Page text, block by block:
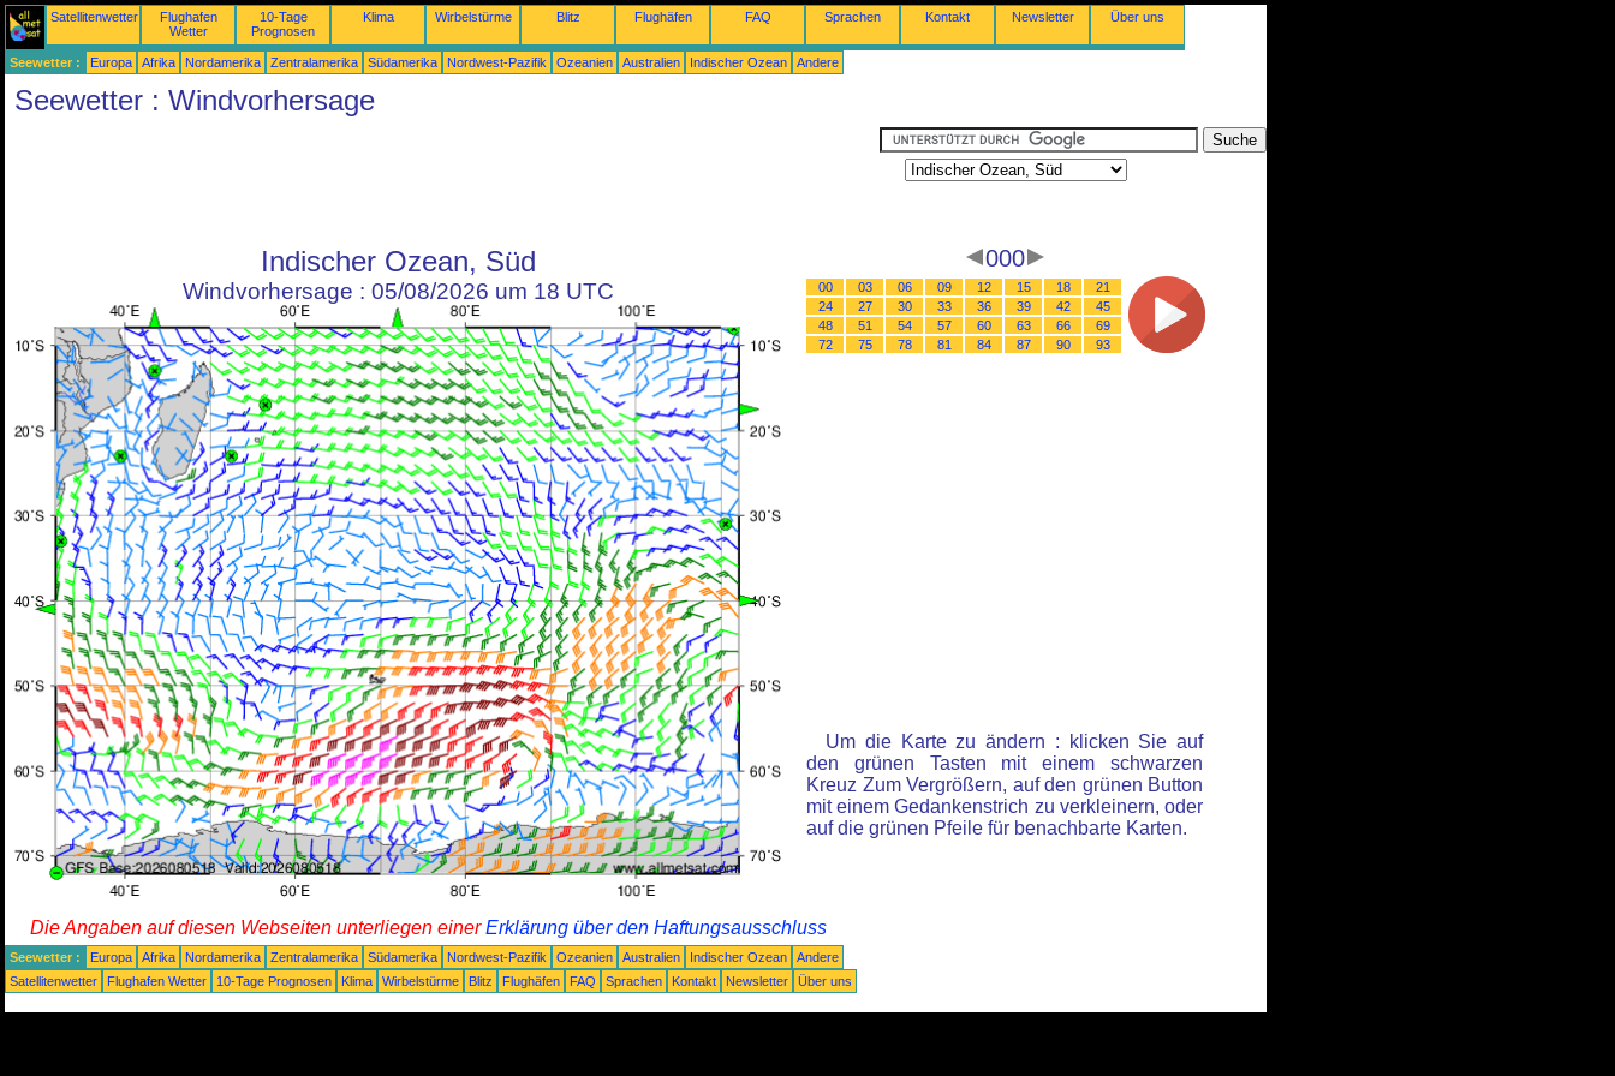
Satellitenwetter
Flughafen
Wetter
10-Tage
Prognosen
Klima Wirbelstürme Blitz Flughäfen FAQ Sprachen Kontakt Newsletter Über uns
Seewetter : Europa Afrika Nordamerika Zentralamerika Südamerika Nordwest-Pazifik Ozeanien Australien Indischer Ozean Andere
Seewetter : Windvorhersage
Indischer Ozean, Süd
Windvorhersage : 05/08/2026 um 18 UTC
000
00 03 06 09 12 15 18
21
24
27 30 33 36 39 42
45
48
51 54 57 60 63 66
69
72
75 78 81 84 87 90 93
Um die Karte zu ändern : klicken Sie auf
den grünen Tasten mit einem schwarzen
Kreuz Zum Vergrößern, auf den grünen Button
mit einem Gedankenstrich zu verkleinern, oder
auf die grünen Pfeile für benachbarte Karten.
Die Angaben auf diesen Webseiten unterliegen einerErklärung über den Haftungsausschluss
Seewetter : Europa Afrika Nordamerika Zentralamerika Südamerika Nordwest-Pazifik Ozeanien Australien Indischer Ozean
Andere
Satellitenwetter
Flughafen Wetter 10-Tage Prognosen Klima Wirbelstürme Blitz Flughäfen FAQ Sprachen Kontakt Newsletter Über uns